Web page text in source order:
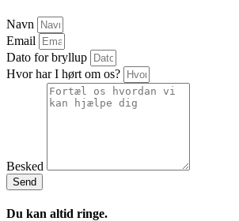
Navn
Email
Dato for bryllup
Hvor har I hørt om os?
Besked
Send
Du kan altid ringe.